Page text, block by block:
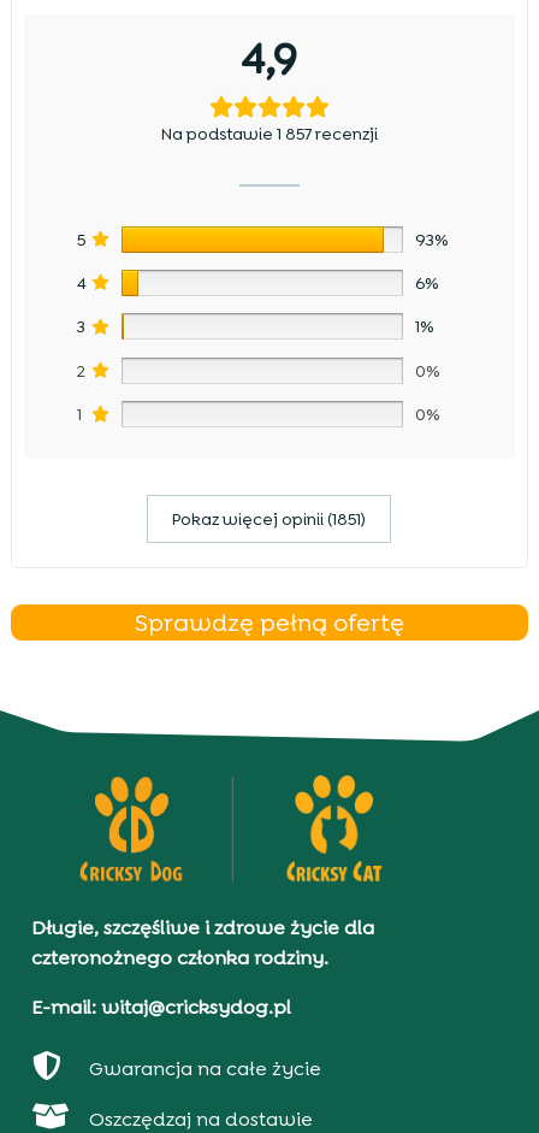
4,9
Na podstawie 1 857 recenzji
5 93%
4 6%
3 1%
2 0%
1 0%
Pokaz więcej opinii (1851)
Sprawdzę pełną ofertę
Długie, szczęśliwe i zdrowe życie dla
czteronożnego członka rodziny.
E-mail: witaj@cricksydog.pl
 Gwarancja na całe życie
 Oszczędzaj na dostawie